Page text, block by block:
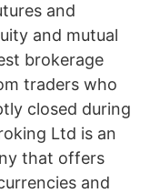
and
and mutual
brokerage
traders who
closed during
Ltd is an
that offers
and